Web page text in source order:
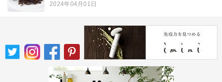
2024年04月01日